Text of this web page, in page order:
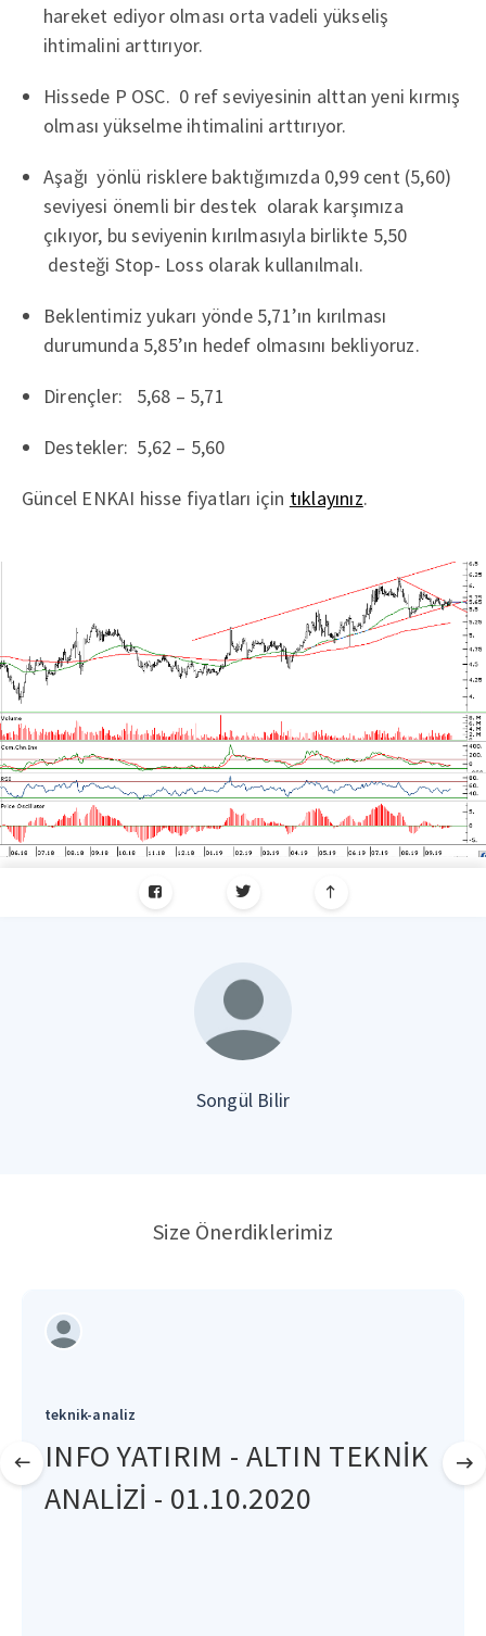
hareket ediyor olması orta vadeli yükseliş
ihtimalini arttırıyor.
Hissede P OSC. 0 ref seviyesinin alttan yeni kırmış
olması yükselme ihtimalini arttırıyor.
Aşağı yönlü risklere baktığımızda 0,99 cent (5,60)
seviyesi önemli bir destek olarak karşımıza
çıkıyor, bu seviyenin kırılmasıyla birlikte 5,50
desteği Stop- Loss olarak kullanılmalı.
Beklentimiz yukarı yönde 5,71’ın kırılması
durumunda 5,85’ın hedef olmasını bekliyoruz.
Dirençler: 5,68 – 5,71
Destekler: 5,62 – 5,60
Güncel ENKAI hisse fiyatları için tıklayınız.
Songül Bilir
Size Önerdiklerimiz
teknik-analiz
INFO YATIRIM - ALTIN TEKNİK
ANALİZİ - 01.10.2020